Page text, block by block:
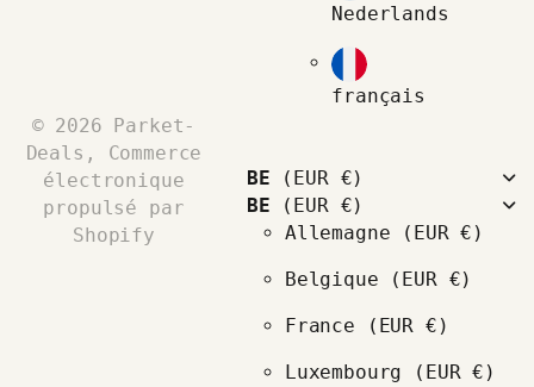
© 2026 Parket-
Deals, Commerce
électronique
propulsé par
Shopify
Nederlands
français
BE (EUR €)
BE (EUR €)
Allemagne
(EUR €)
Belgique (EUR €)
France (EUR €)
Luxembourg (EUR €)